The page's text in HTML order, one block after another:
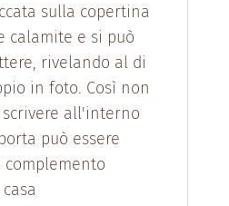
sulla copertina
calamite e si può
rivelando al di
in foto. Così non
scrivere all'interno
può essere